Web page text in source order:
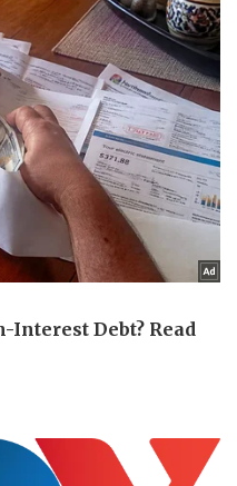
Tình yêu - Gia đình